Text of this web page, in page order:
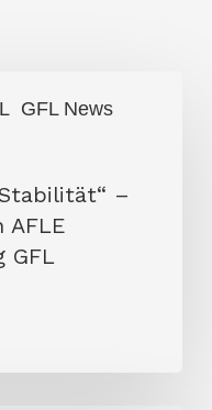
GFL News
–
AFLE
GFL